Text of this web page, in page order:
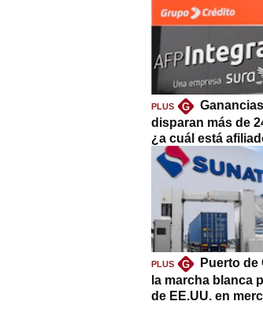
PLUS G
disparan más de
¿a cuál está
PLUS G
Puerto de
la marcha blanca
de EE.UU. en